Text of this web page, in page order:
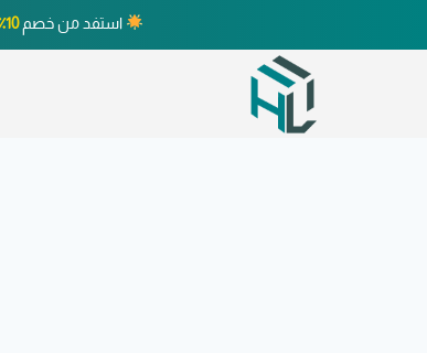
استفد من خصم10٪